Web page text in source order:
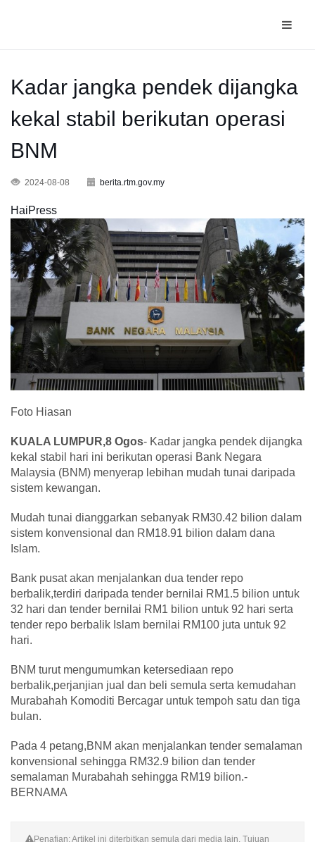
Kadar jangka pendek dijangka
kekal stabil berikutan operasi
BNM
2024-08-08 berita.rtm.gov.my
HaiPress
Foto Hiasan
KUALA LUMPUR,8 Ogos- Kadar jangka pendek dijangka
kekal stabil hari ini berikutan operasi Bank Negara
Malaysia (BNM) menyerap lebihan mudah tunai daripada
sistem kewangan.
Mudah tunai dianggarkan sebanyak RM30.42 bilion dalam
sistem konvensional dan RM18.91 bilion dalam dana
Islam.
Bank pusat akan menjalankan dua tender repo
berbalik,terdiri daripada tender bernilai RM1.5 bilion untuk
32 hari dan tender bernilai RM1 bilion untuk 92 hari serta
tender repo berbalik Islam bernilai RM100 juta untuk 92
hari.
BNM turut mengumumkan ketersediaan repo
berbalik,perjanjian jual dan beli semula serta kemudahan
Murabahah Komoditi Bercagar untuk tempoh satu dan tiga
bulan.
Pada 4 petang,BNM akan menjalankan tender semalaman
konvensional sehingga RM32.9 bilion dan tender
semalaman Murabahah sehingga RM19 bilion.-
BERNAMA
Penafian: Artikel ini diterbitkan semula dari media lain. Tujuan